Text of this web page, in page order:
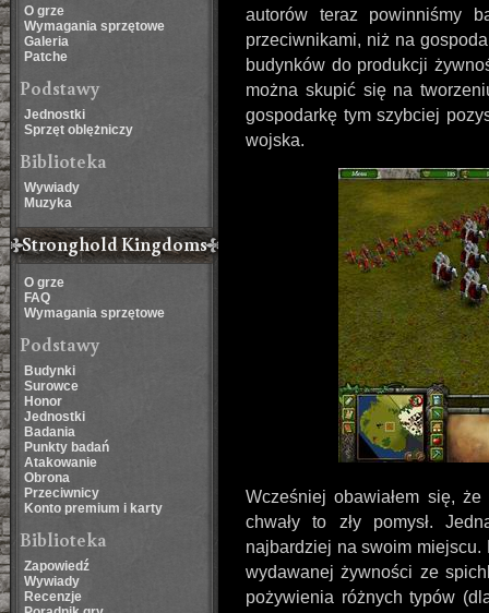
O grze
Wymagania sprzętowe
Galeria
Patche
Podstawy
Jednostki
Sprzęt oblężniczy
Biblioteka
Wywiady
Muzyka
Stronghold Kingdoms
O grze
FAQ
Wymagania sprzętowe
Podstawy
Budynki
Surowce
Honor
Jednostki
Badania
Punkty badań
Atakowanie
Obrona
Przeciwnicy
Konto premium i karty
Biblioteka
Zapowiedź
Wywiady
Recenzje
autorów teraz powinniśmy
przeciwnikami, niż na
budynków do produkcji
można skupić się na
gospodarkę tym szybciej
wojska.
Wcześniej obawiałem się,
chwały to zły pomysł.
najbardziej na swoim
wydawanej żywności ze
pożywienia różnych typów